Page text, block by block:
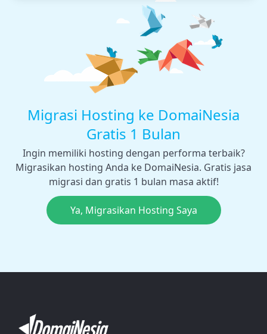
Migrasi Hosting ke DomaiNesia
Gratis 1 Bulan
Ingin memiliki hosting dengan performa terbaik?
Migrasikan hosting Anda ke DomaiNesia. Gratis jasa
migrasi dan gratis 1 bulan masa aktif!
Ya, Migrasikan Hosting Saya